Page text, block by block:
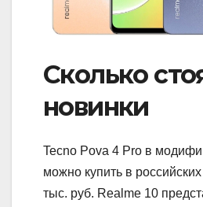
Сколько
новинки
Tecno Pova 4 Pro в
можно купить в
тыс. руб. Realme 10